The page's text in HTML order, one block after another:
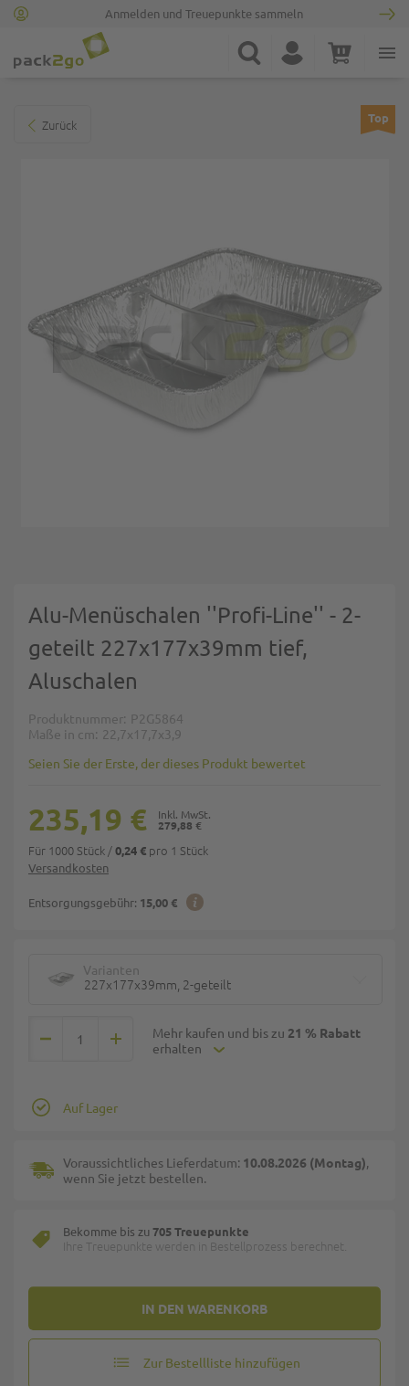
Anmelden und Treuepunkte sammeln
Suche Konto Warenkorb
Zurück Top
Alu-Menüschalen ''Profi-Line'' - 2-
geteilt 227x177x39mm tief,
Aluschalen
Produktnummer P2G5864
Maße in cm
22,7x17,7x3,9
Seien Sie der Erste, der dieses Produkt bewertet
Versandkosten
Entsorgungsgebühr: 15,00 €
279,88 €
235,19 €
Für 1000 Stück /0,24 € pro 1 Stück
Varianten
227x177x39mm, 2-geteilt
Mehr kaufen und bis zu 21 % Rabatt
erhalten
IN DEN WARENKORB
Auf Lager
Voraussichtliches Lieferdatum: 10.08.2026 (Montag),
wenn Sie jetzt bestellen.
Bekomme bis zu 705 Treuepunkte
Ihre Treuepunkte werden in Bestellprozess berechnet.
Zur Bestellliste hinzufügen